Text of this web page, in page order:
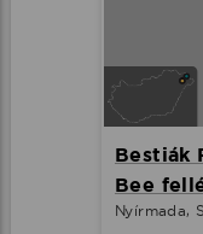
Bestiák
Bee
Nyírmada,